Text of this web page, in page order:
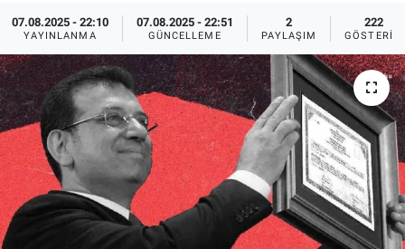
07.08.2025 - 22:10
YAYINLANMA
07.08.2025 - 22:51
GÜNCELLEME
2
PAYLAŞIM
222
GÖSTERIM
Ekonomi
Forum
Gerçeğin İzinde
Gün Başlıyor
Gün Bitiyor